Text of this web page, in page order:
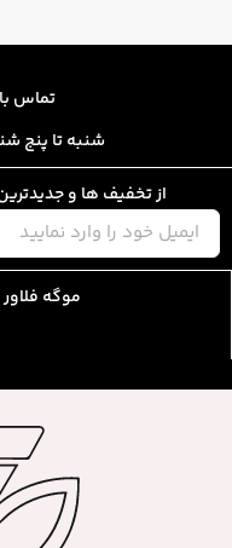
تماس با ما:
شنبه تا پنج شنبه از
از تخفیف ها و
موگه